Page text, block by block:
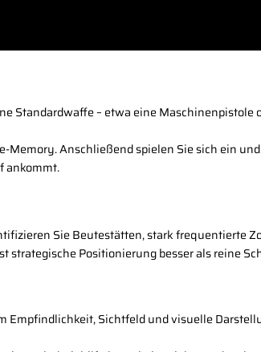
Standardwaffe – etwa eine Maschinenpistole
Memory. Anschließend spielen Sie sich ein
ankommt.
Sie Beutestätten, stark frequentierte
strategische Positionierung besser als reine
Sichtfeld und visuelle